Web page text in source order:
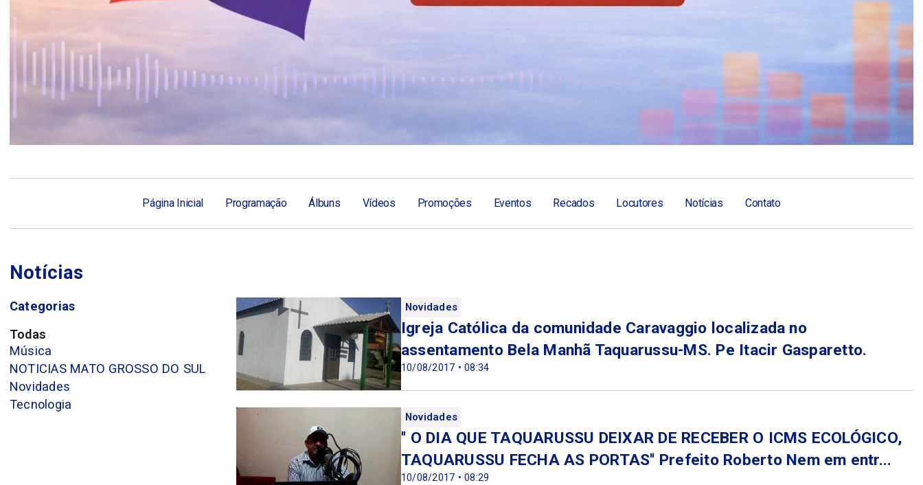
Página Inicial Programação Álbuns Vídeos Promoções Eventos Recados Locutores Notícias Contato
Notícias
Categorias
Todas
Música
NOTICIAS MATO GROSSO DO SUL
Novidades
Tecnologia
Novidades
10/08/2017 • 08:34
Igreja Católica da comunidade Caravaggio localizada no
assentamento Bela Manhã Taquarussu-MS. Pe Itacir Gasparetto.
Novidades
10/08/2017 • 08:29
'' O DIA QUE TAQUARUSSU DEIXAR DE RECEBER O ICMS ECOLÓGICO,
TAQUARUSSU FECHA AS PORTAS'' Prefeito Roberto Nem em entr...